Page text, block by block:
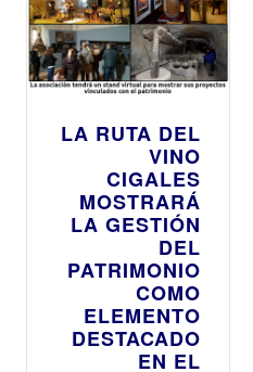
LA RUTA DEL
VINO
CIGALES
MOSTRARÁ
LA GESTIÓN
DEL
PATRIMONIO
COMO
ELEMENTO
DESTACADO
EN EL